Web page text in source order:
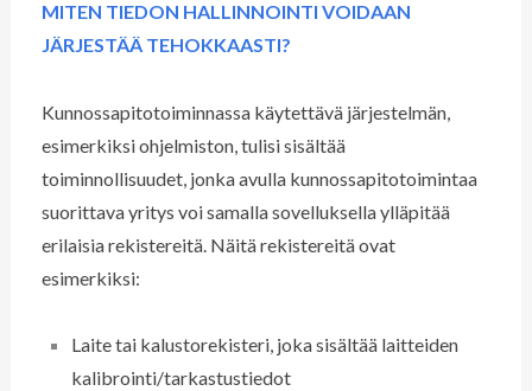
MITEN TIEDON HALLINNOINTI VOIDAAN
JÄRJESTÄÄ TEHOKKAASTI?
Kunnossapitotoiminnassa käytettävä järjestelmän,
esimerkiksi ohjelmiston, tulisi sisältää
toiminnollisuudet, jonka avulla kunnossapitotoimintaa
suorittava yritys voi samalla sovelluksella ylläpitää
erilaisia rekistereitä. Näitä rekistereitä ovat
esimerkiksi:
Laite tai kalustorekisteri, joka sisältää laitteiden
kalibrointi/tarkastustiedot